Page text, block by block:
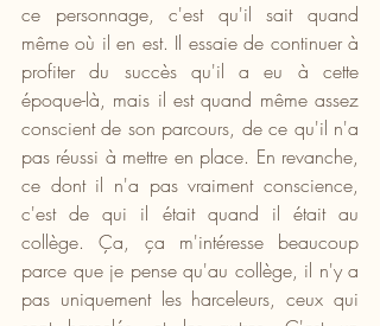
ce personnage, c'est qu'il sait quand
même où il en est. Il essaie de continuer à
profiter du succès qu'il a eu à cette
époque-là, mais il est quand même assez
conscient de son parcours, de ce qu'il n'a
pas réussi à mettre en place. En revanche,
ce dont il n'a pas vraiment conscience,
c'est de qui il était quand il était au
collège. Ça, ça m'intéresse beaucoup
parce que je pense qu'au collège, il n'y a
pas uniquement les harceleurs, ceux qui